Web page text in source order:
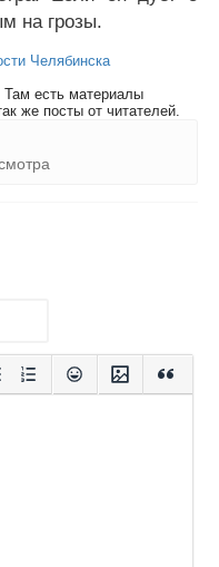
на грозы.
Челябинска
. Там есть материалы
же посты от читателей.